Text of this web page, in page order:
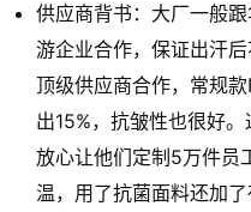
供应商背书：大厂一般
游企业合作，保证出汗
顶级供应商合作，常规
出15%，抗皱性也很好
放心让他们定制5万件
温，用了抗菌面料还加